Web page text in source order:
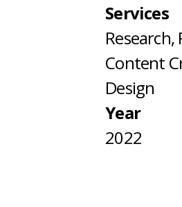
Services
Content
Design
Year
2022